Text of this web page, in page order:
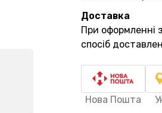
Доставка
При оформленні
спосіб
Нова Пошта